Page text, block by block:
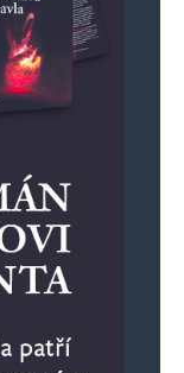
pro budoucí